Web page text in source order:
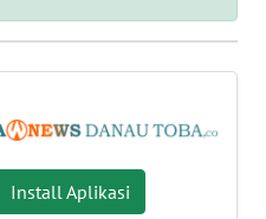
Install Aplikasi